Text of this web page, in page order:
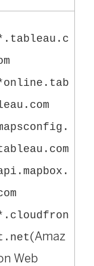
(Amaz
Web